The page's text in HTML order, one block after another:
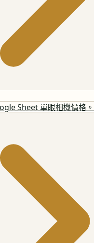
Sheet 單眼相機價格。